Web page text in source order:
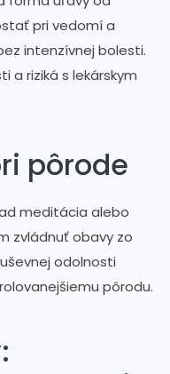
pri vedomí a
intenzívnej bolesti.
a riziká s lekárskym
pôrode
meditácia alebo
zvládnuť obavy zo
odolnosti
pôrodu.